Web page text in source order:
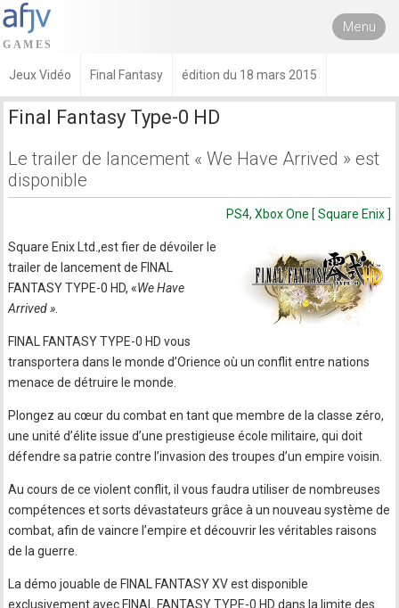
Menu
Jeux Vidéo Final Fantasy édition du 18 mars 2015
Final Fantasy Type-0 HD
Le trailer de lancement « We Have Arrived » est
disponible
PS4, Xbox One [ Square Enix ]
Square Enix Ltd.,est fier de dévoiler le
trailer de lancement de FINAL
FANTASY TYPE-0 HD, «We Have
Arrived »
FINAL FANTASY TYPE-0 HD vous
transportera dans le monde d’Orience où un conflit entre nations
menace de détruire le monde.
Plongez au cœur du combat en tant que membre de la classe zéro,
une unité d’élite issue d’une prestigieuse école militaire, qui doit
défendre sa patrie contre l’invasion des troupes d’un empire voisin.
Au cours de ce violent conflit, il vous faudra utiliser de nombreuses
compétences et sorts dévastateurs grâce à un nouveau système de
combat, afin de vaincre l’empire et découvrir les véritables raisons
de la guerre.
La démo jouable de FINAL FANTASY XV est disponible
exclusivement avec FINAL FANTASY TYPE-0 HD dans la limite des